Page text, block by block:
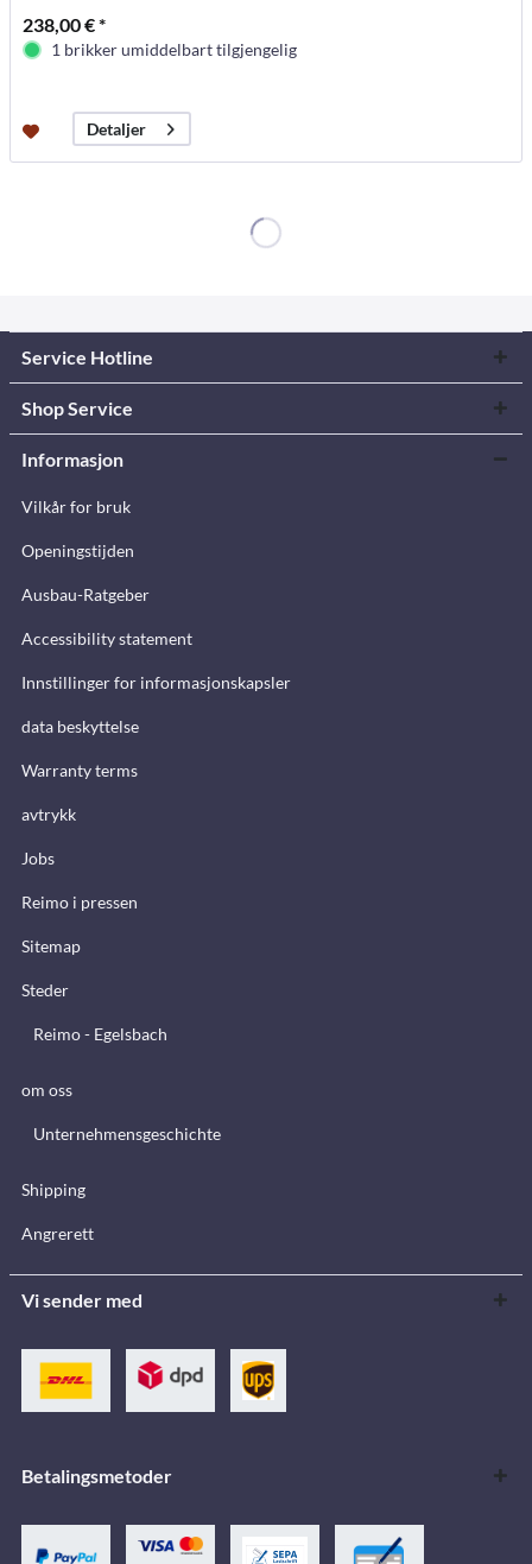
238,00 € *
1 brikker umiddelbart tilgjengelig
Detaljer
Service Hotline
Shop Service
Informasjon
Vilkår for bruk
Openingstijden
Ausbau-Ratgeber
Accessibility statement
Innstillinger for informasjonskapsler
data beskyttelse
Warranty terms
avtrykk
Jobs
Reimo i pressen
Sitemap
Steder
Reimo - Egelsbach
om oss
Unternehmensgeschichte
Shipping
Angrerett
Vi sender med
Betalingsmetoder